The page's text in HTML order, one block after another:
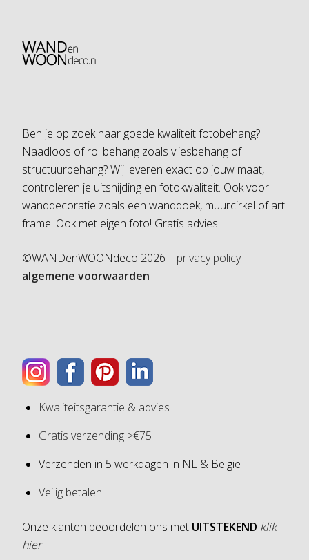
Ben je op zoek naar goede kwaliteit fotobehang?
Naadloos of rol behang zoals vliesbehang of
structuurbehang? Wij leveren exact op jouw maat,
controleren je uitsnijding en fotokwaliteit. Ook voor
wanddecoratie zoals een wanddoek, muurcirkel of art
frame. Ook met eigen foto! Gratis advies.
©WANDenWOONdeco 2026 – privacy policy –
algemene voorwaarden
Kwaliteitsgarantie & advies
Gratis verzending >€75
Verzenden in 5 werkdagen in NL & Belgie
Veilig betalen
Onze klanten beoordelen ons met UITSTEKEND klik
hier